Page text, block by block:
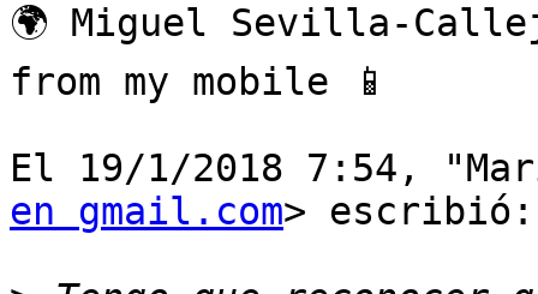
🌍 Miguel Sevilla-
from my mobile 📱
El 19/1/2018 7:54,
en gmail.com> escribió: